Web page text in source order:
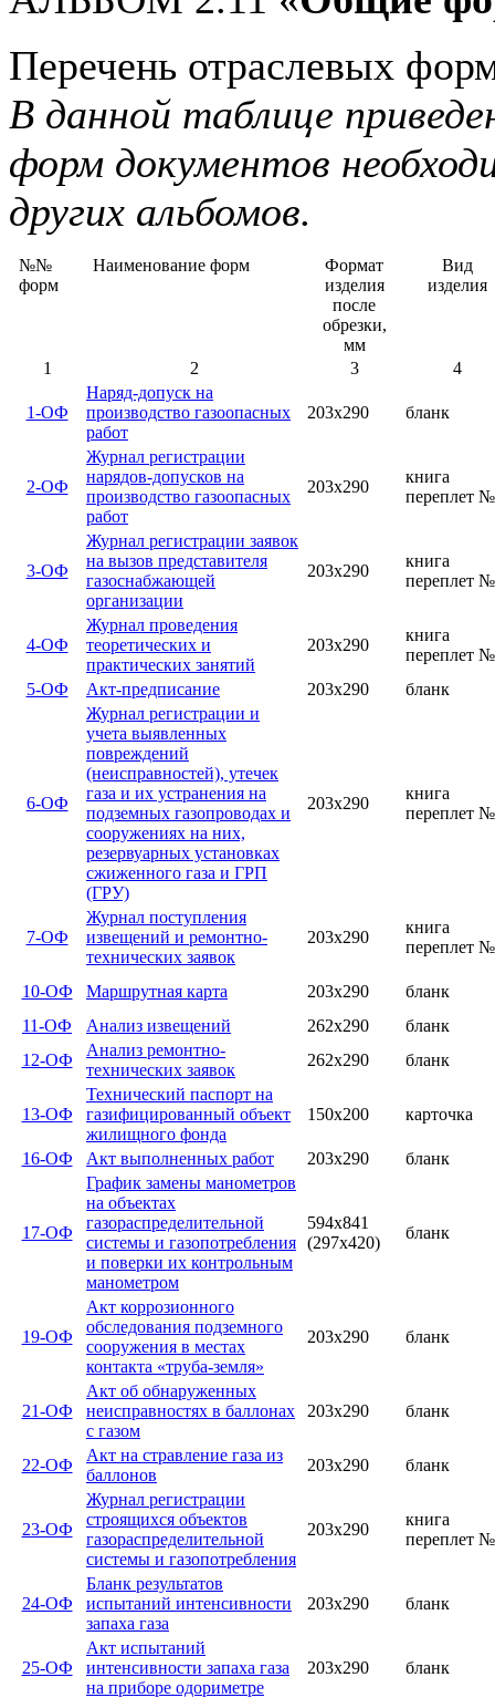
Перечень отраслевых
В данной таблице
форм документов
других альбомов.
№№
форм
Наименование форм
Формат
изделия
после
обрезки,
мм
Вид
изделия
1 2 3 4
1-ОФ
Наряд-допуск на
производство газоопасных
работ
203х290 бланк
2-ОФ
Журнал регистрации
нарядов-допусков на
производство газоопасных
работ
203х290
книга
переплет
3-ОФ
Журнал регистрации заявок
на вызов представителя
газоснабжающей
организации
203х290
книга
переплет
4-ОФ
Журнал проведения
теоретических и
практических занятий
203х290
книга
переплет
5-ОФ
Акт-предписание 203х290 бланк
6-ОФ
Журнал регистрации и
учета выявленных
повреждений
(неисправностей), утечек
газа и их устранения на
подземных газопроводах и
сооружениях на них,
резервуарных установках
сжиженного газа и ГРП
(ГРУ)
203х290
книга
переплет
7-ОФ
Журнал поступления
извещений и ремонтно-
технических заявок
203х290
книга
переплет
10-ОФ Маршрутная карта 203х290
бланк
11-ОФ
Анализ извещений 262х290
бланк
12-ОФ
Анализ ремонтно-
технических заявок
262х290 бланк
13-ОФ
Технический паспорт на
газифицированный объект
жилищного фонда
150х200 карточка
16-ОФ Акт выполненных работ 203х290 бланк
17-ОФ
График замены манометров
на объектах
газораспределительной
системы и газопотребления
и поверки их контрольным
манометром
594х841
(297х420)
бланк
19-ОФ
Акт коррозионного
обследования подземного
сооружения в местах
контакта «труба-земля»
203х290 бланк
21-ОФ
Акт об обнаруженных
неисправностях в баллонах
с газом
203х290 бланк
22-ОФ
Акт на стравление газа из
баллонов
203х290 бланк
23-ОФ
Журнал регистрации
строящихся объектов
газораспределительной
системы и газопотребления
203х290
книга
переплет
24-ОФ
Бланк результатов
испытаний интенсивности
запаха газа
203х290 бланк
25-ОФ
Акт испытаний
интенсивности запаха газа
на приборе одориметре
203х290 бланк